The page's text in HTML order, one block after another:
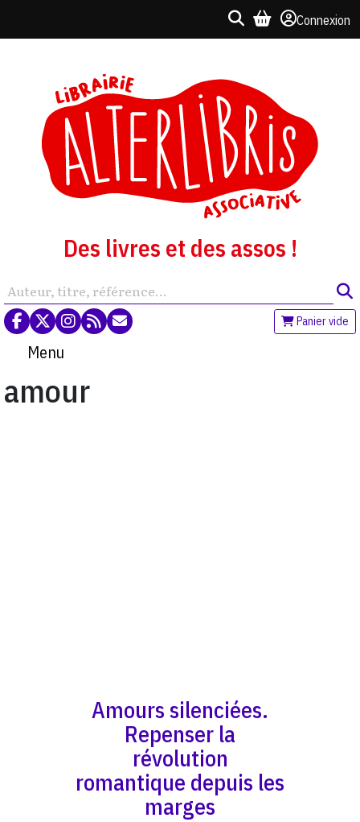
Connexion
Des livres et des assos !
Panier vide
Menu
amour
Amours silenciées.
Repenser la
révolution
romantique depuis les
marges